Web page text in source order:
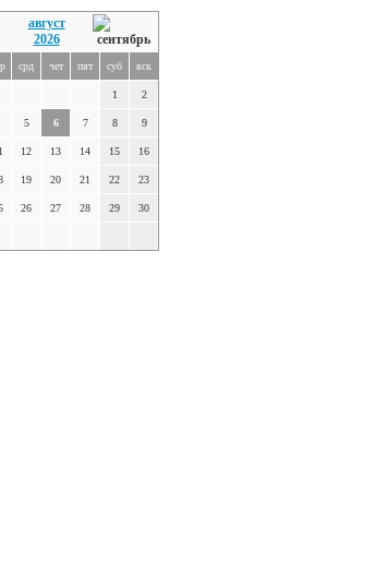
август
2026
срд чет пят суб вск
1 2
5 6 7 8 9
12 13 14 15 16
19 20 21 22 23
26 27 28 29 30